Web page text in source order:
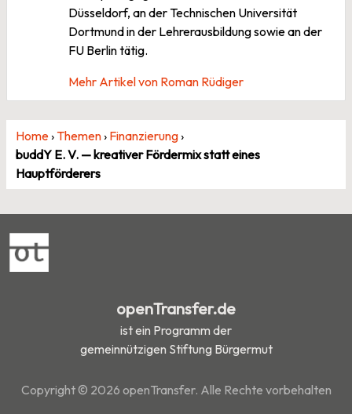
Düsseldorf, an der Technischen Universität
Dortmund in der Lehrerausbildung sowie an der
FU Berlin tätig.
Mehr Artikel von Roman Rüdiger
Home› Themen› Finanzierung›
buddY E. V. — kreativer Fördermix statt eines
Hauptförderers
openTransfer.de
ist ein Programm der
gemeinnützigen Stiftung Bürgermut
Copyright © 2026 openTransfer. Alle Rechte vorbehalten